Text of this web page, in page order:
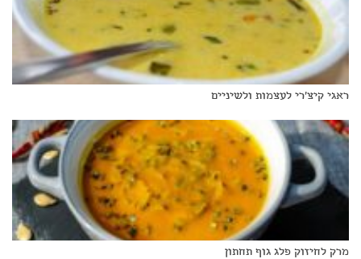
ראגי קיצ'רי לעצמות ולשיניים
מרק לחיזוק פלג גוף תחתון